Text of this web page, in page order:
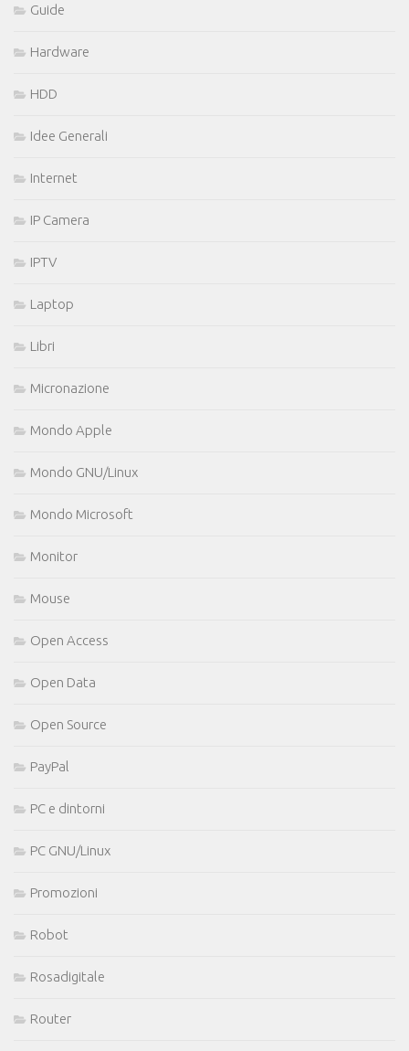
Guide
Hardware
HDD
Idee Generali
Internet
IP Camera
IPTV
Laptop
Libri
Micronazione
Mondo Apple
Mondo GNU/Linux
Mondo Microsoft
Monitor
Mouse
Open Access
Open Data
Open Source
PayPal
PC e dintorni
PC GNU/Linux
Promozioni
Robot
Rosadigitale
Router